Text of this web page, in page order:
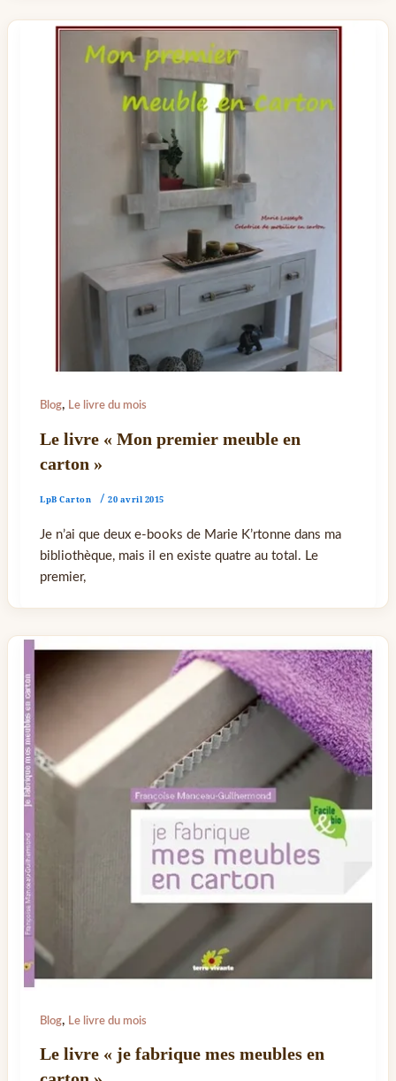
Blog, Le livre du mois
Le livre « Mon premier meuble en
carton »
LpB Carton /20 avril 2015
Je n’ai que deux e-books de Marie K’rtonne dans ma
bibliothèque, mais il en existe quatre au total. Le
premier,
Blog, Le livre du mois
Le livre « je fabrique mes meubles en